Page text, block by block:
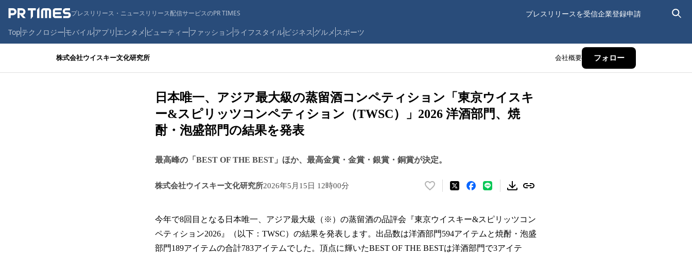
プレスリリース・ニュースリリース配信サービスのPR TIMES プレスリリースを受信企業登録申請
Topテクノロジーモバイルアプリ エンタメ ビューティーファッションライフスタイルビジネス グルメ スポーツ
株式会社ウイスキー文化研究所 会社概要 フォロー
日本唯一、アジア最大級の蒸留酒コンペティション「東京ウイスキ
ー&スピリッツコンペティション（TWSC）」2026 洋酒部門、焼
酎・泡盛部門の結果を発表
最高峰の「BEST OF THE BEST」ほか、最高金賞・金賞・銀賞・銅賞が決定。
株式会社ウイスキー文化研究所2026年5月15日 12時00分
い
！
数
を
今年で8回目となる日本唯一、アジア最大級（※）の蒸留酒の品評会『東京ウイスキー&スピリッツコン
ペティション2026』（以下：TWSC）の結果を発表します。出品数は洋酒部門594アイテムと焼酎・泡盛
部門189アイテムの合計783アイテムでした。頂点に輝いたBEST OF THE BESTは洋酒部門で3アイテ